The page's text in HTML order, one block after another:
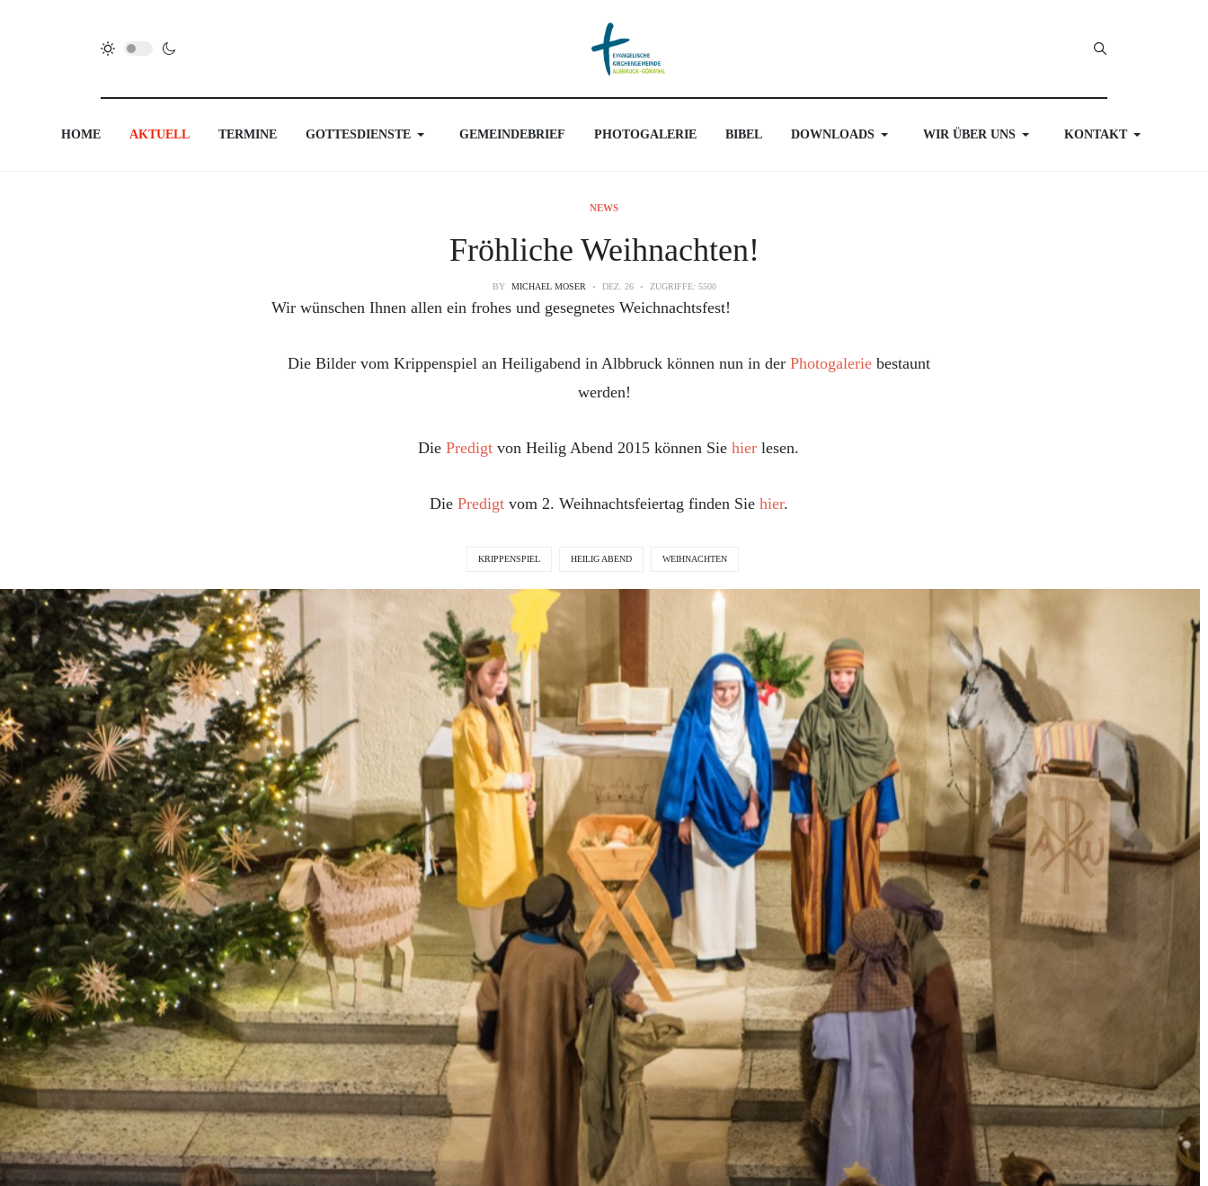
HOME AKTUELL TERMINE GOTTESDIENSTE GEMEINDEBRIEF PHOTOGALERIE BIBEL DOWNLOADS WIR ÜBER UNS KONTAKT
NEWS
Fröhliche Weihnachten!
BY MICHAEL MOSER DEZ. 26 ZUGRIFFE: 5500
Wir wünschen Ihnen allen ein frohes und gesegnetes Weichnachtsfest!
Die Bilder vom Krippenspiel an Heiligabend in Albbruck können nun in der Photogaleriebestaunt
werden!
Die Predigt von Heilig Abend 2015 können Sie hier lesen.
Die Predigtvom 2. Weihnachtsfeiertag finden Sie hier.
KRIPPENSPIEL HEILIG ABEND WEIHNACHTEN